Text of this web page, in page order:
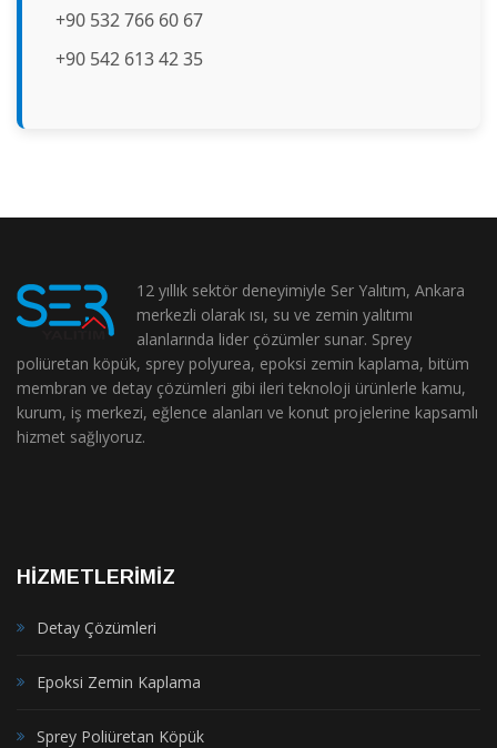
+90 532 766 60 67
+90 542 613 42 35
12 yıllık sektör deneyimiyle Ser Yalıtım, Ankara
merkezli olarak ısı, su ve zemin yalıtımı
alanlarında lider çözümler sunar. Sprey
poliüretan köpük, sprey polyurea, epoksi zemin kaplama, bitüm
membran ve detay çözümleri gibi ileri teknoloji ürünlerle kamu,
kurum, iş merkezi, eğlence alanları ve konut projelerine kapsamlı
hizmet sağlıyoruz.
HİZMETLERİMİZ
Detay Çözümleri
Epoksi Zemin Kaplama
Sprey Poliüretan Köpük